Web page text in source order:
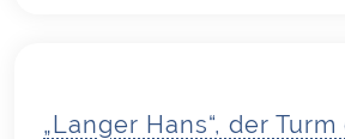
„Langer Hans“, der Turm